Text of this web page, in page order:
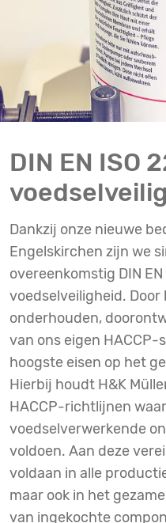
DIN EN ISO
Dankzij onze nieuwe
Engelskirchen zijn we
overeenkomstig DIN
voedselveiligheid.
onderhouden,
van ons eigen
hoogste eisen op het
Hierbij houdt H&K
HACCP-richtlijnen
voedselverwerkende
voldoen. Aan deze
voldaan in alle
maar ook in het
van ingekochte